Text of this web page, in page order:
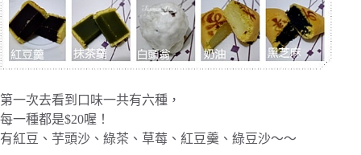
第一次去看到口味一共有六種，
每一種都是$20喔！
有紅豆、芋頭沙、綠茶、草莓、紅豆羹、綠豆沙～～